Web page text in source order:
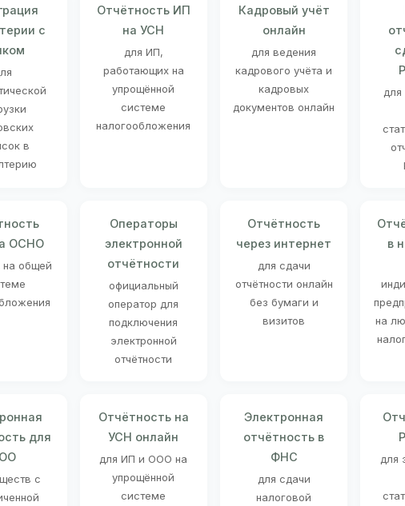
с
в
Отчётность ИП
на УСН
для ИП,
работающих на
упрощённой
системе
налогообложения
Кадровый учёт
онлайн
для ведения
кадрового учёта и
кадровых
документов онлайн
для
ОСНО
общей
Операторы
электронной
отчётности
официальный
оператор для
подключения
электронной
отчётности
Отчётность
через интернет
для сдачи
отчётности онлайн
без бумаги и
визитов
в
на
для
с
Отчётность на
УСН онлайн
для ИП и ООО на
упрощённой
системе
Электронная
отчётность в
ФНС
для сдачи
налоговой
для